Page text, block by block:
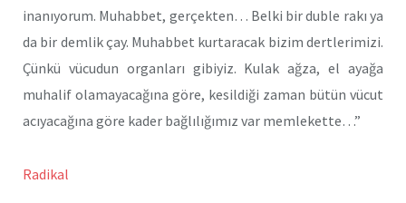
inanıyorum. Muhabbet, gerçekten… Belki bir duble rakı ya
da bir demlik çay. Muhabbet kurtaracak bizim dertlerimizi.
Çünkü vücudun organları gibiyiz. Kulak ağza, el ayağa
muhalif olamayacağına göre, kesildiği zaman bütün vücut
acıyacağına göre kader bağlılığımız var memlekette…”
Radikal